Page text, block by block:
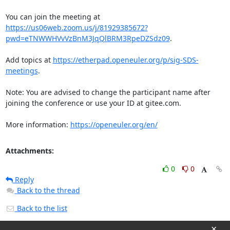
You can join the meeting at
https://us06web.zoom.us/j/81929385672?
pwd=eTNWWHVvVzBnM3JqQlBRM3RpeDZSdz09.
Add topics at https://etherpad.openeuler.org/p/sig-SDS-
meetings.
Note: You are advised to change the participant name after
joining the conference or use your ID at gitee.com.
More information: https://openeuler.org/en/
Attachments:
0
0
Reply
Back to the thread
Back to the list